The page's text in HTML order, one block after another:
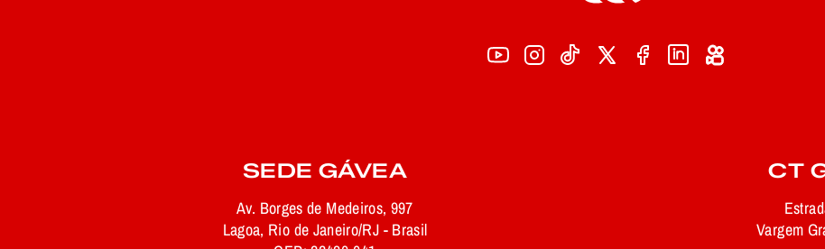
SEDE GÁVEA
Av. Borges de Medeiros, 997
Lagoa, Rio de Janeiro/RJ - Brasil
CT
Vargem